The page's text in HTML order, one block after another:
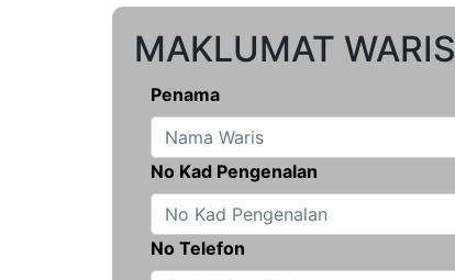
MAKLUMAT WARIS
Penama
No Kad Pengenalan
No Telefon